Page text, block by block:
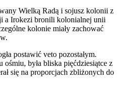
Wielką Radą i sojusz kolonii z
a Irokezi bronili kolonialnej unii
kolonie miały zachować
postawić veto pozostałym.
była bliska pięćdziesiątce z
się na proporcjach zbliżonych do